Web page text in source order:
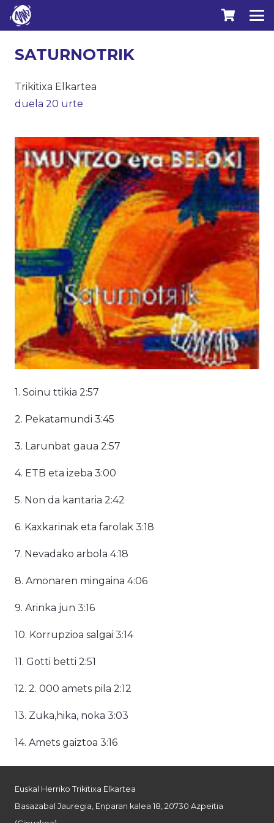
SATURNOTRIK
Trikitixa Elkartea
duela 20 urte
1. Soinu ttikia 2:57
2. Pekatamundi 3:45
3. Larunbat gaua 2:57
4. ETB eta izeba 3:00
5. Non da kantaria 2:42
6. Kaxkarinak eta farolak 3:18
7. Nevadako arbola 4:18
8. Amonaren mingaina 4:06
9. Arinka jun 3:16
10. Korrupzioa salgai 3:14
11. Gotti betti 2:51
12. 2. 000 amets pila 2:12
13. Zuka,hika, noka 3:03
14. Amets gaiztoa 3:16
Euskal Herriko Trikitixa Elkartea
Basazabal Jauregia, Enparan kalea 18, 20730 Azpeitia